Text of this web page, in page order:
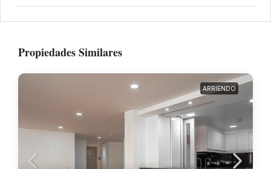
Propiedades Similares
ARRIENDO